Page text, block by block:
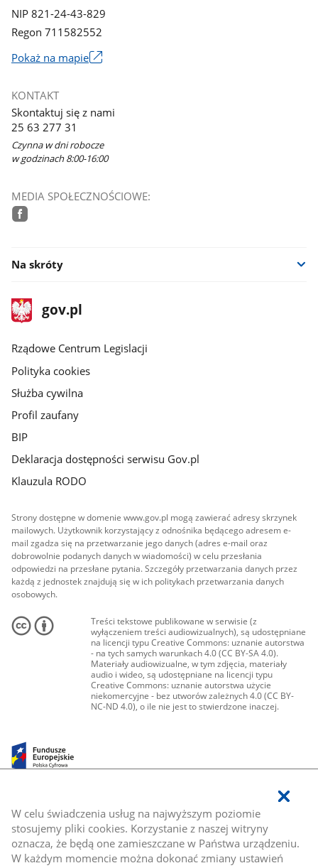
W celu świadczenia usług na najwyższym poziomie
stosujemy pliki cookies. Korzystanie z naszej witryny
oznacza, że będą one zamieszczane w Państwa urządzeniu.
W każdym momencie można dokonać zmiany ustawień
NIP 821-24-43-829
Regon 711582552
Pokaż na mapieLink
nowym
KONTAKT
Skontaktuj się z nami
25 63 277 31
Czynna w dni robocze
w godzinach 8:00-16:00
MEDIA SPOŁECZNOŚCIOWE:
Na skróty
stopka
gov.plStrona
gov.pl
Rządowe Centrum Legislacji
Polityka cookies
Służba cywilna
Profil zaufany
BIP
Deklaracja dostępności serwisu Gov.pl
Klauzula RODO
Strony dostępne w domenie www.gov.pl mogą zawierać adresy skrzynek
mailowych. Użytkownik korzystający z odnośnika będącego adresem e-
mail zgadza się na przetwarzanie jego danych (adres e-mail oraz
dobrowolnie podanych danych w wiadomości) w celu przesłania
odpowiedzi na przesłane pytania. Szczegóły przetwarzania danych przez
każdą z jednostek znajdują się w ich politykach przetwarzania danych
osobowych.
Treści tekstowe publikowane w serwisie (z
wyłączeniem treści audiowizualnych), są udostępniane
na licencji typu Creative Commons: uznanie autorstwa
- na tych samych warunkach 4.0 (CC BY-SA 4.0).
Materiały audiowizualne, w tym zdjęcia, materiały
audio i wideo, są udostępniane na licencji typu
Creative Commons: uznanie autorstwa użycie
niekomercyjne - bez utworów zależnych 4.0 (CC BY-
NC-ND 4.0), o ile nie jest to stwierdzone inaczej.